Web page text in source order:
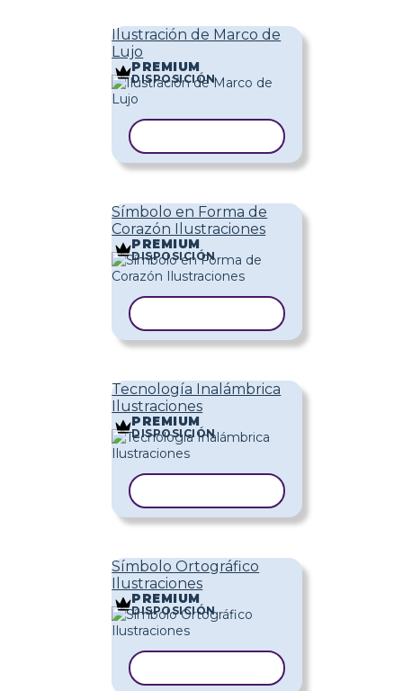
Ilustración de Marco de
Lujo
PREMIUM
DISPOSICIÓN
Símbolo en Forma de
Corazón Ilustraciones
PREMIUM
DISPOSICIÓN
Tecnología Inalámbrica
Ilustraciones
PREMIUM
DISPOSICIÓN
Símbolo Ortográfico
Ilustraciones
PREMIUM
DISPOSICIÓN